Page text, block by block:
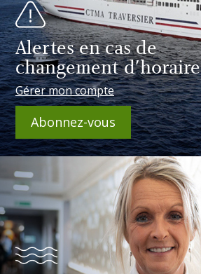
Alertes en cas de
changement d'horaire
Gérer mon compte
Abonnez-vous